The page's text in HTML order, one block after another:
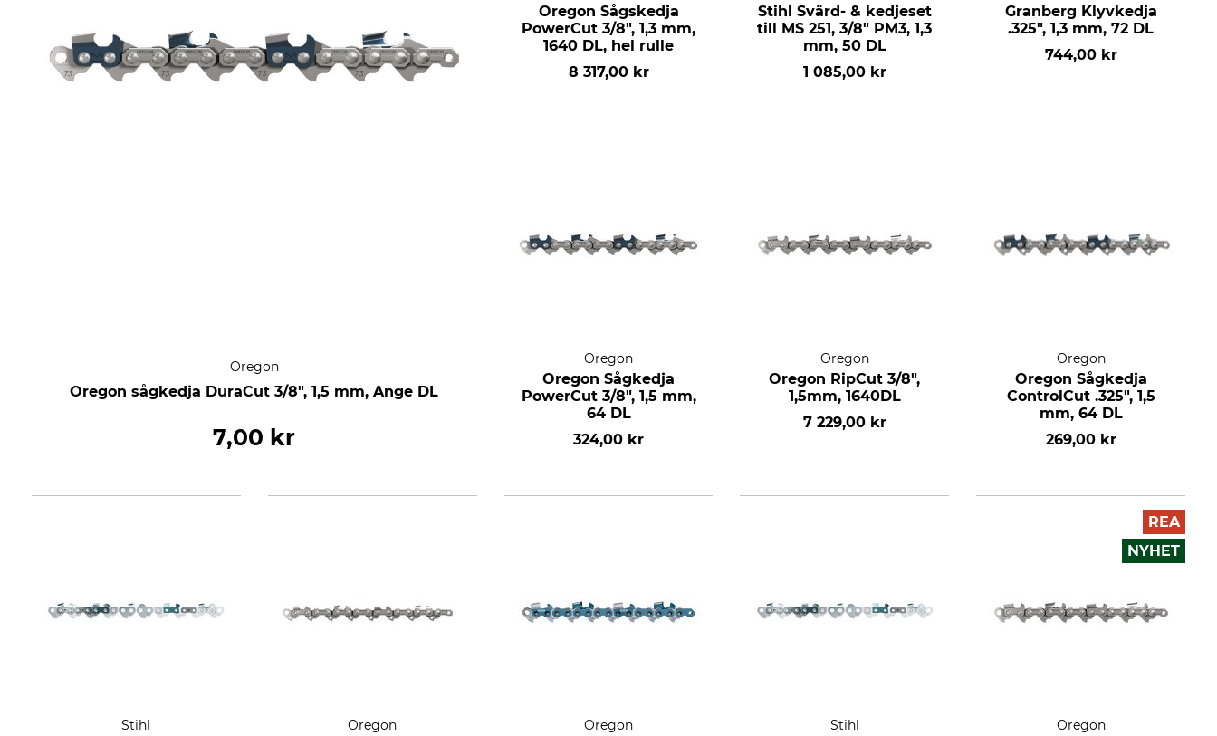
Oregon
Oregon sågkedja DuraCut 3/8", 1,5 mm, Ange DL
7,00 kr
Oregon Sågskedja
PowerCut 3/8", 1,3 mm,
1640 DL, hel rulle
8 317,00 kr
Stihl Svärd- & kedjeset
till MS 251, 3/8" PM3, 1,3
mm, 50 DL
1 085,00 kr
Granberg Klyvkedja
.325", 1,3 mm, 72 DL
744,00 kr
Oregon
Oregon Sågkedja
PowerCut 3/8", 1,5 mm,
64 DL
324,00 kr
Oregon
Oregon RipCut 3/8",
1,5mm, 1640DL
7 229,00 kr
Oregon
Oregon Sågkedja
ControlCut .325", 1,5
mm, 64 DL
269,00 kr
Stihl Oregon Oregon Stihl
REA
NYHET
Oregon